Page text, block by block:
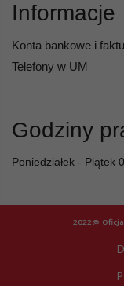
Informacje
Konta bankowe i
Telefony w UM
Godziny
Poniedziałek - Piątek
2022@